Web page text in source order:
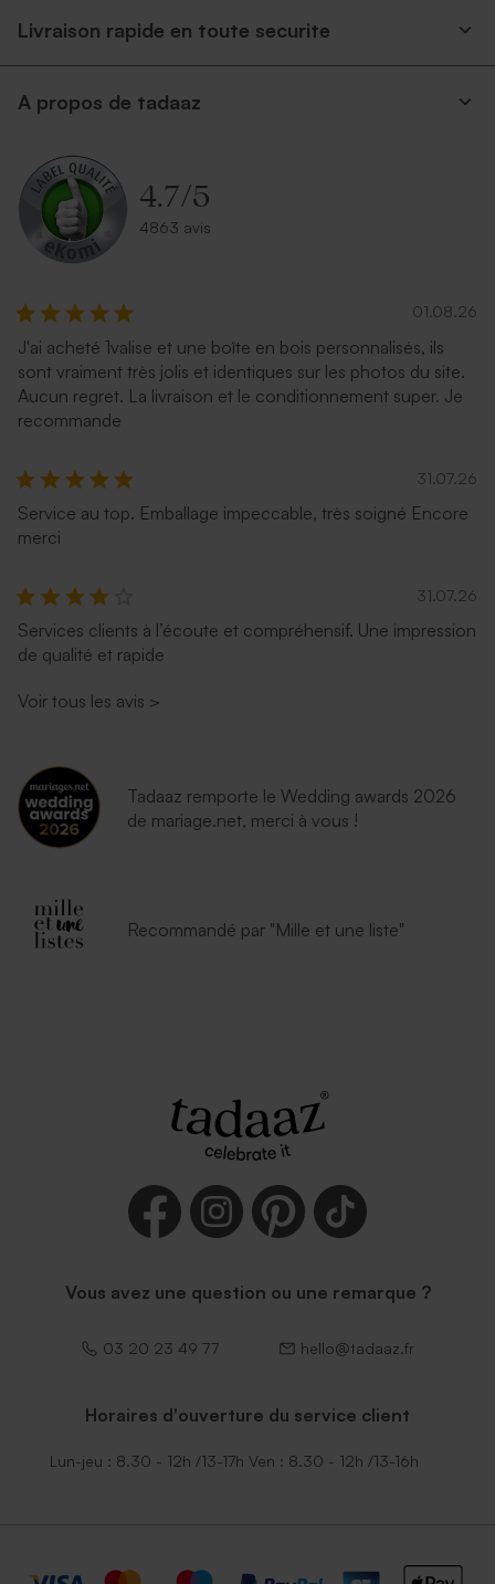
Livraison rapide en toute securite
A propos de tadaaz
4.7/5
4863 avis
01.08.26
J'ai acheté 1valise et une boîte en bois personnalisés, ils
sont vraiment très jolis et identiques sur les photos du site.
Aucun regret. La livraison et le conditionnement super. Je
recommande
31.07.26
Service au top. Emballage impeccable, très soigné Encore
merci
31.07.26
Services clients à l’écoute et compréhensif. Une impression
de qualité et rapide
Voir tous les avis >
Tadaaz remporte le Wedding awards 2026
de mariage.net, merci à vous !
Recommandé par "Mille et une liste"
Vous avez une question ou une remarque ?
03 20 23 49 77 hello@tadaaz.fr
Horaires d'ouverture du service client
Lun-jeu : 8.30 - 12h /13-17h Ven : 8.30 - 12h /13-16h